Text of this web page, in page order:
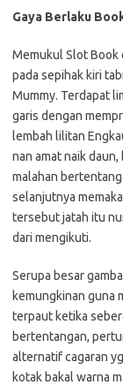
Gaya Berlaku
Memukul Slot Book
pada sepihak kiri
Mummy. Terdapat
garis dengan
lembah lilitan
nan amat naik
malahan
selanjutnya
tersebut jatah itu
dari mengikuti.
Serupa besar
kemungkinan guna
terpaut ketika
bertentangan,
alternatif cagaran
kotak bakal warna